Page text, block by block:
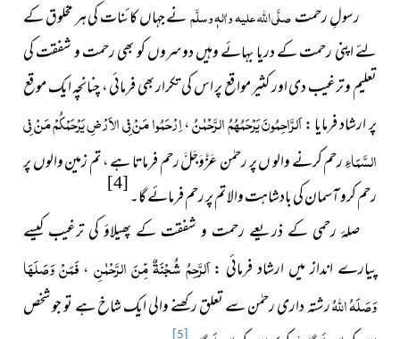
رسولِ رحمتصلَّی اللہ علیہ واٰلہٖ وسلَّمنے جہاں کائنات کی ہر مخلوق کے
لئے اپنی رحمت کے دریا بہائے وہیں دوسروں کو بھی رحمت و شفقت کی
تعلیم و ترغیب دی اور کثیر مواقع پر اس کی تکرار بھی فرمائی ، چنانچہ ایک موقع
پر ارشاد فرمایا :اَلرَّاحِمُونَ يَرْحَمُهُمُ الرَّحْمٰنُ،اِرْحَمُوا مَنْ فِي الاَرْضِ يَرْحَمْكُمْ مَنْ فِي
السَّمَاءِرحم کرنے والو ں پر رحمٰنعَزَّوَجَلَّرحم فرماتا ہے ، تم زمین والوں پر
رحم کرو آسمان کی بادشاہت والا تم پر رحم فرمائے گا۔[4]
صلۂ رحمی کے ذریعے رحمت و شفقت کے پھیلاؤ کی ترغیب کیسے
پیارے انداز میں ارشاد فرمائی :اَلرَّحِمُ شُجْنَةٌ مِّنَ الرَّحْمٰنِ،فَمَنْ وَصَلَهَا
وَصَلَهُاللَّہُرشتہ داری رحمٰن سے تعلق رکھنے والی ایک شاخ ہے تو جو شخص
[5]